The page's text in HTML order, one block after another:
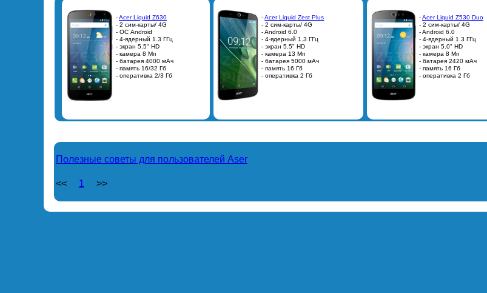
-Acer Liquid Z530 Duo
- 2 сим-карты/ 4G
- Android 6.0
- 4-ядерный 1.3 ГГц
- экран 5.0" HD
- камера 8 Мп
- батарея 2420 мАч
- память 16 Гб
- оперативка 2 Гб
-Acer Liquid Zest Plus
- 2 сим-карты/ 4G
- Android 6.0
- 4-ядерный 1.3 ГГц
- экран 5.5" HD
- камера 13 Мп
- батарея 5000 мАч
- память 16 Гб
- оперативка 2 Гб
-Acer Liquid Z630
- 2 сим-карты/ 4G
- ОС Android
- 4-ядерный 1.3 ГГц
- экран 5.5" HD
- камера 8 Мп
- батарея 4000 мАч
- память 16/32 Гб
- оперативка 2/3 Гб
Полезные советы для пользователей Aser
<< 1 >>